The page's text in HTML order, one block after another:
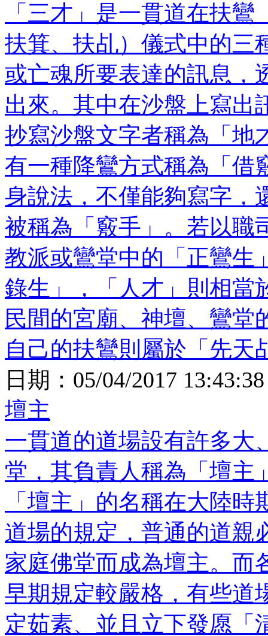
「三才」是一貫道在扶
扶箕、扶乩）儀式中的三
或亡魂所要表達的訊息，
出來。其中在沙盤上寫出
抄寫沙盤文字者稱為「地
有一種降鸞方式稱為「借
身說法，不僅能夠寫字，
被稱為「竅手」。若以職
教派或鸞堂中的「正鸞生
錄生」，「人才」則相當
民間的宮廟、神壇、鸞堂
自己的扶鸞則屬於「先天
日期： 05/04/2017 13:43:38
壇主
一貫道的道場設有許多大
堂，其負責人稱為「壇主
「壇主」的名稱在大陸
道場的規定，普通的道親
家庭佛堂而成為壇主。而
早期規定較嚴格，有些道
定茹素、並且立下發愿「